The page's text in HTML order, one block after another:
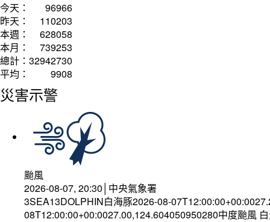
今天：
96966
昨天：
110203
本週：
628058
本月：
739253
總計： 32942730
平均：
9908
災害示警
颱風
2026-08-07, 20:30│中央氣象署
3SEA13DOLPHIN白海豚2026-08-
08T12:00:00+00:0027.00,124.604050950280中度颱風